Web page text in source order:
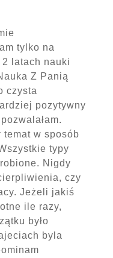
tylko na
latach nauki
Z Panią
czysta
pozytywny
temat w sposób
typy
Nigdy
czy
Jeżeli jakiś
ile razy,
było
byla